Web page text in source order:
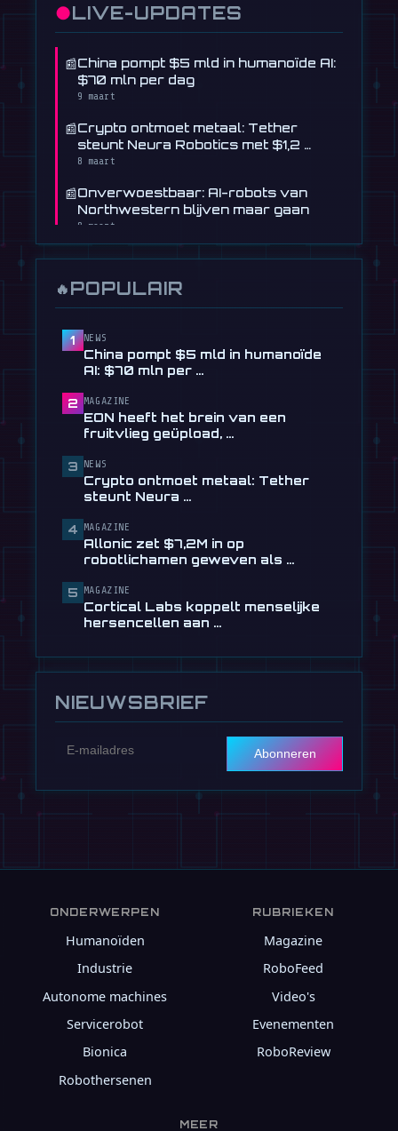
●LIVE-UPDATES
📰China pompt $5 mld in humanoïde AI:
$70 mln per dag
9 maart
📰Crypto ontmoet metaal: Tether
steunt Neura Robotics met $1,2 …
8 maart
📰Onverwoestbaar: AI-robots van
Northwestern blijven maar gaan
8 maart
🎬AheadForm's Origin F1-robot heeft
8 maart
$60.000 wil alleen maar dansen
8 maart
robottaken op een RTX 4090
7 maart
📰
vingers dankzij nieuwe …
7 maart
🎬Digit-robot begint aan de volgende
geestdodende logistieke …
7 maart
🔥 POPULAIR
1 NEWS
China pompt $5 mld in humanoïde
AI: $70 mln per …
2 MAGAZINE
EON heeft het brein van een
fruitvlieg geüpload, …
3 NEWS
Crypto ontmoet metaal: Tether
steunt Neura …
4 MAGAZINE
Allonic zet $7,2M in op
robotlichamen geweven als …
5 MAGAZINE
Cortical Labs koppelt menselijke
hersencellen aan …
NIEUWSBRIEF
Abonneren
ONDERWERPEN
Humanoïden
Industrie
Autonome machines
Servicerobot
Bionica
Robothersenen
RUBRIEKEN
Magazine
RoboFeed
Video's
Evenementen
RoboReview
MEER